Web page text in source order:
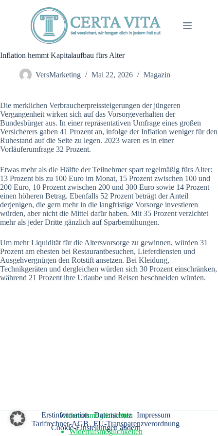
Inflation hemmt Kapitalaufbau fürs Alter
VersMarketing Mai 22, 2026 Magazin
Die merklichen Verbraucherpreissteigerungen der jüngeren
Vergangenheit wirken sich auf das Vorsorgeverhalten der
Bundesbürger aus. In einer repräsentativen Umfrage eines großen
Versicherers gaben 41 Prozent an, infolge der Inflation weniger für den
Ruhestand auf die Seite zu legen. 2023 waren es in einer
Vorläuferumfrage 32 Prozent.
Etwas mehr als die Hälfte der Teilnehmer spart regelmäßig fürs Alter:
13 Prozent bis zu 100 Euro im Monat, 15 Prozent zwischen 100 und
200 Euro, 10 Prozent zwischen 200 und 300 Euro sowie 14 Prozent
einen höheren Betrag. Ebenfalls 52 Prozent beträgt der Anteil
derjenigen, die gern mehr in die langfristige Vorsorge investieren
würden, aber nicht die Mittel dafür haben. Mit 35 Prozent verzichtet
mehr als jeder Dritte gänzlich auf Sparbemühungen.
Um mehr Liquidität für die Altersvorsorge zu gewinnen, würden 31
Prozent am ehesten bei Restaurantbesuchen, Lieferdiensten und
Ausgehvergnügen den Rotstift ansetzen. Bei Kleidung,
Technikgeräten und dergleichen würden sich 30 Prozent einschränken,
während 21 Prozent ihre Urlaube und Reisen beschneiden würden.
Erstinformation Datenschutz
Impressum
Tarifrechner-AGB
EU-Transparenzverordnung
Widerrufsmöglichkeiten
Widerrufsmöglichkeiten
Cookie-Einstellungen ändern